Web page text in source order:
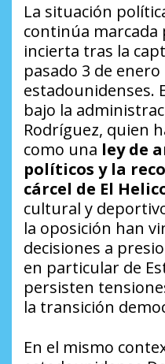
La situación
continúa
incierta tras la
pasado 3 de
estadounidenses.
bajo la
Rodríguez, quien
como una ley de
políticos y la
cárcel de El
cultural y
la oposición han
decisiones a
en particular de
persisten
la transición
En el mismo